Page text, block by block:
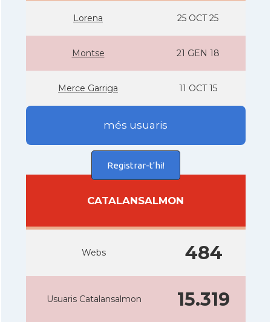
Lorena 25 OCT 25
Montse 21 GEN 18
Merce Garriga 11 OCT 15
més usuaris
Registrar-t'hi!
CATALANSALMON
Webs 484
Usuaris Catalansalmon 15.319